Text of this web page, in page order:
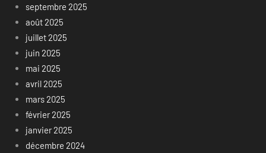
septembre 2025
août 2025
juillet 2025
juin 2025
mai 2025
avril 2025
mars 2025
février 2025
janvier 2025
décembre 2024